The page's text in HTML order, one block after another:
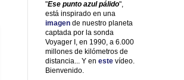
"Ese punto azul pálido",
está inspirado en una
imagen de nuestro planeta
captada por la sonda
Voyager I, en 1990, a 6.000
millones de kilómetros de
distancia... Y en este vídeo.
Bienvenido.